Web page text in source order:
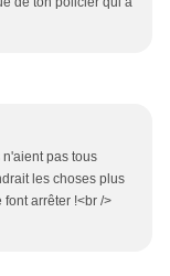
n'aient pas tous
les choses plus
arrêter !<br />